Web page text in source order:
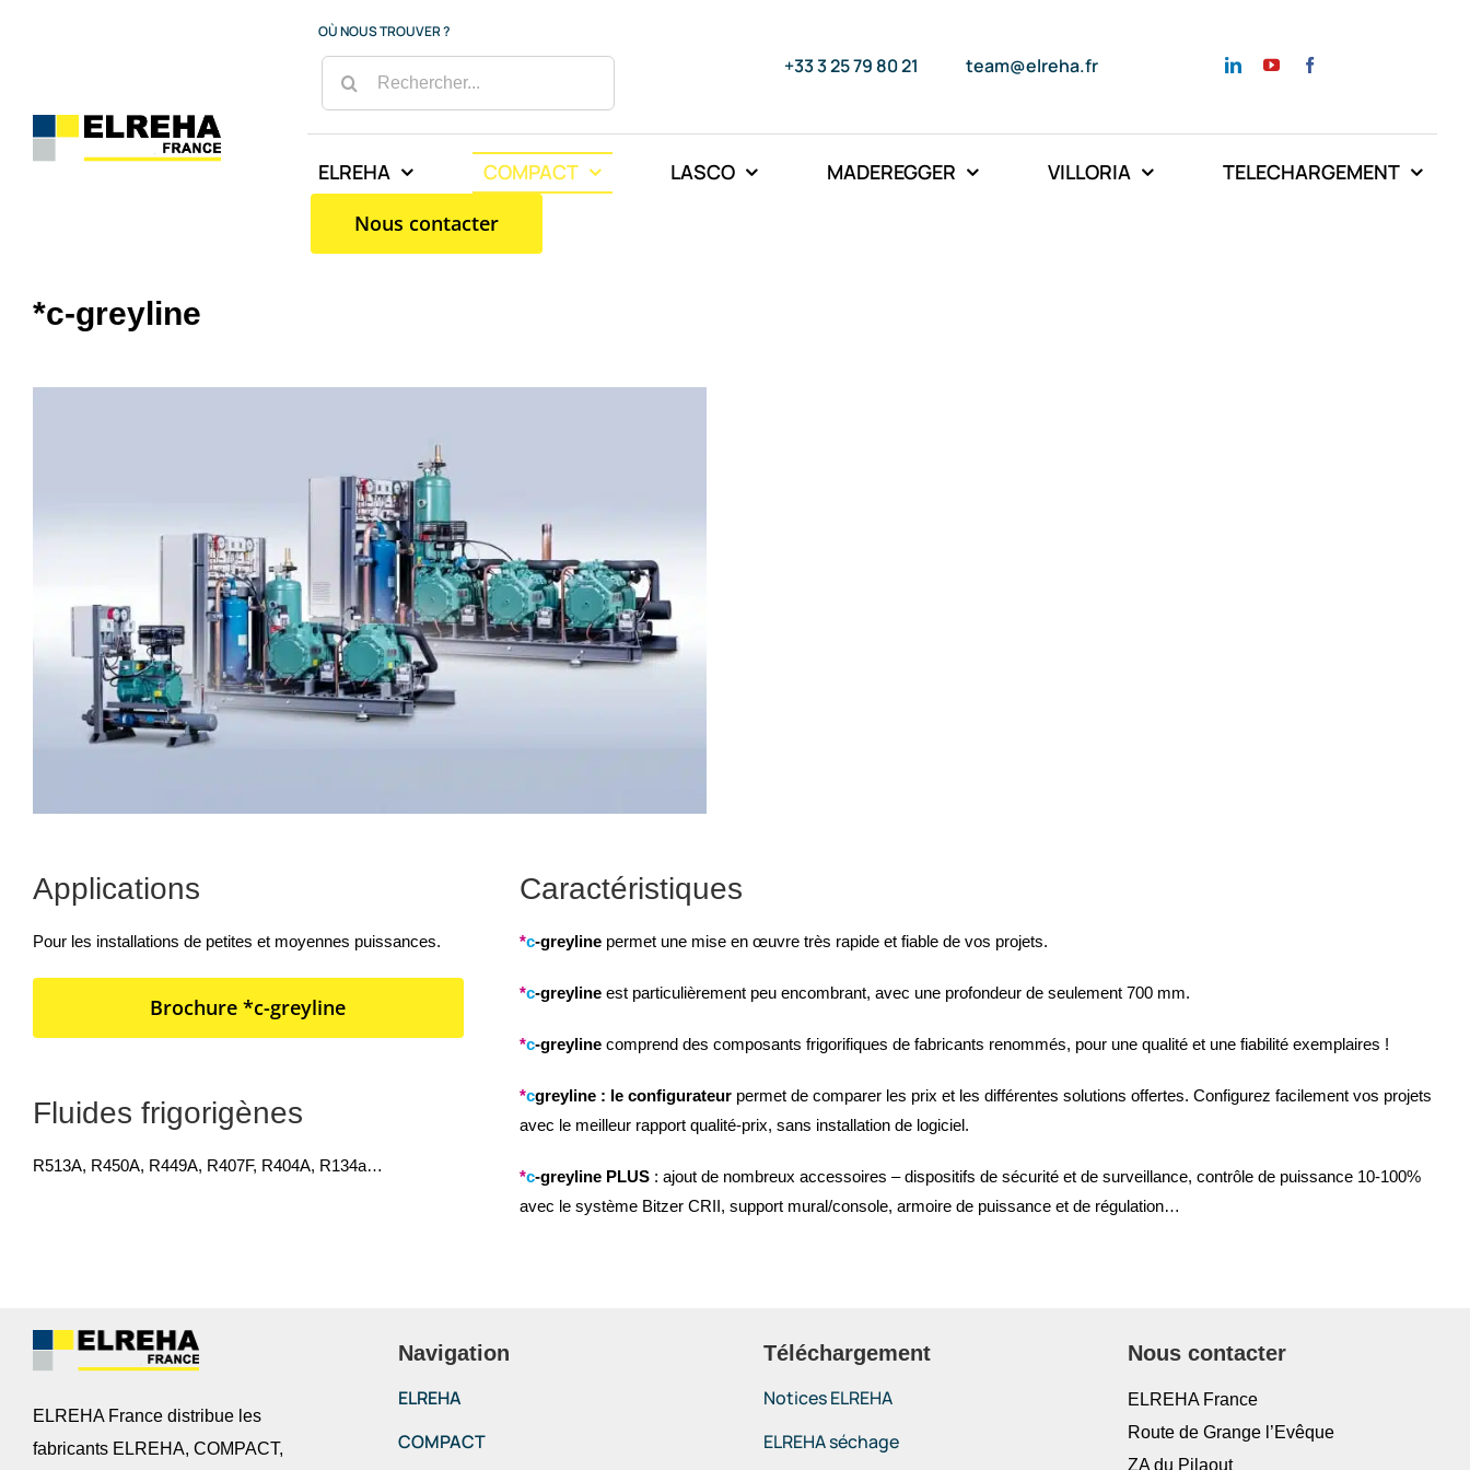
OÙ NOUS TROUVER ?
RECHERCHER:
+33 3 25 79 80 21 team@elreha.fr
ELREHA COMPACT LASCO MADEREGGER VILLORIA
TELECHARGEMENT
Nous contacter
*c-greyline
Applications
Pour les installations de petites et moyennes puissances.
Brochure *c-greyline
Fluides frigorigènes
R513A, R450A, R449A, R407F, R404A, R134a…
Caractéristiques
*c-greyline permet une mise en œuvre très rapide et fiable de vos projets.
*c-greyline est particulièrement peu encombrant, avec une profondeur de seulement 700 mm.
*c-greyline comprend des composants frigorifiques de fabricants renommés, pour une qualité et une fiabilité exemplaires !
*cgreyline : le configurateur permet de comparer les prix et les différentes solutions offertes. Configurez facilement vos projets
avec le meilleur rapport qualité-prix, sans installation de logiciel.
*c-greyline PLUS : ajout de nombreux accessoires – dispositifs de sécurité et de surveillance, contrôle de puissance 10-100%
avec le système Bitzer CRII, support mural/console, armoire de puissance et de régulation…
ELREHA France distribue les
fabricants ELREHA, COMPACT,
Navigation
ELREHA
COMPACT
Téléchargement
Notices ELREHA
ELREHA séchage
Nous contacter
ELREHA France
Route de Grange l’Evêque
ZA du Pilaout